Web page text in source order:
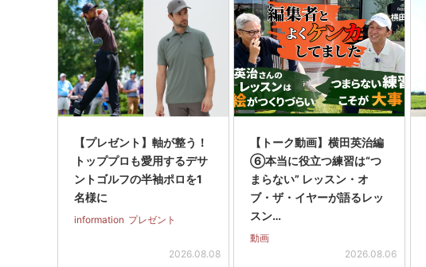
【プレゼント】軸が整う！
トッププロも愛用するデサ
ントゴルフの半袖ポロを1
名様に
information プレゼント
2026.08.08
【トーク動画】横田英治編
⑥本当に役立つ練習は“つ
まらない” レッスン・オ
ブ・ザ・イヤーが語るレッ
スン…
動画
2026.08.06